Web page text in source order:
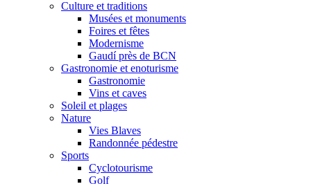
Culture et traditions
Musées et monuments
Foires et fêtes
Modernisme
Gaudí près de BCN
Gastronomie et enoturisme
Gastronomie
Vins et caves
Soleil et plages
Nature
Vies Blaves
Randonnée pédestre
Sports
Cyclotourisme
Golf